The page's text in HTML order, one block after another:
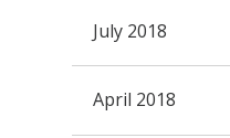
July 2018
April 2018